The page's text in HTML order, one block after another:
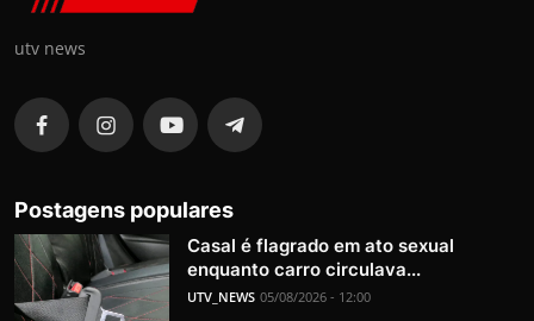
utv news
Postagens populares
Casal é flagrado em ato sexual
enquanto carro circulava...
UTV_NEWS 05/08/2026 - 12:00